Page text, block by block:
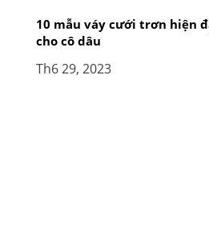
10 mẫu váy cưới trơn hiện
cho cô dâu
Th6 29, 2023